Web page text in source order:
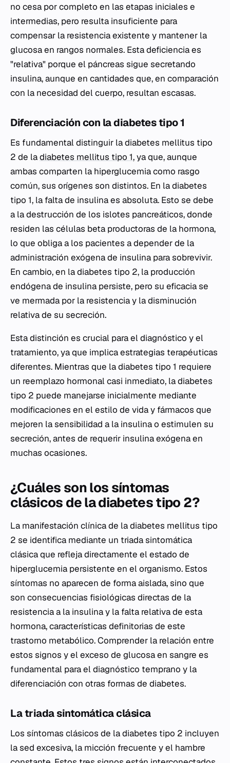
no cesa por completo en las etapas iniciales e
intermedias, pero resulta insuficiente para
compensar la resistencia existente y mantener la
glucosa en rangos normales. Esta deficiencia es
"relativa" porque el páncreas sigue secretando
insulina, aunque en cantidades que, en comparación
con la necesidad del cuerpo, resultan escasas.
Diferenciación con la diabetes tipo 1
Es fundamental distinguir la diabetes mellitus tipo
2 de ladiabetes mellitus tipo 1, ya que, aunque
ambas comparten la hiperglucemia como rasgo
común, sus orígenes son distintos. En la diabetes
tipo 1, la falta de insulina es absoluta. Esto se debe
a la destrucción de los islotes pancreáticos, donde
residen las células beta productoras de la hormona,
lo que obliga a los pacientes a depender de la
administración exógena de insulina para sobrevivir.
En cambio, en la diabetes tipo 2, la producción
endógena de insulina persiste, pero su eficacia se
ve mermada por la resistencia y la disminución
relativa de su secreción.
Esta distinción es crucial para el diagnóstico y el
tratamiento, ya que implica estrategias terapéuticas
diferentes. Mientras que la diabetes tipo 1 requiere
un reemplazo hormonal casi inmediato, la diabetes
tipo 2 puede manejarse inicialmente mediante
modificaciones en el estilo de vida y fármacos que
mejoren la sensibilidad a la insulina o estimulen su
secreción, antes de requerir insulina exógena en
muchas ocasiones.
¿Cuáles son los síntomas
clásicos de la diabetes tipo 2?
La manifestación clínica de la diabetes mellitus tipo
2 se identifica mediante un triada sintomática
clásica que refleja directamente el estado de
hiperglucemia persistente en el organismo. Estos
síntomas no aparecen de forma aislada, sino que
son consecuencias fisiológicas directas de la
resistencia a la insulina y la falta relativa de esta
hormona, características definitorias de este
trastorno metabólico. Comprender la relación entre
estos signos y el exceso de glucosa en sangre es
fundamental para el diagnóstico temprano y la
diferenciación con otras formas de diabetes.
La triada sintomática clásica
Los síntomas clásicos de la diabetes tipo 2 incluyen
la sed excesiva, la micción frecuente y el hambre